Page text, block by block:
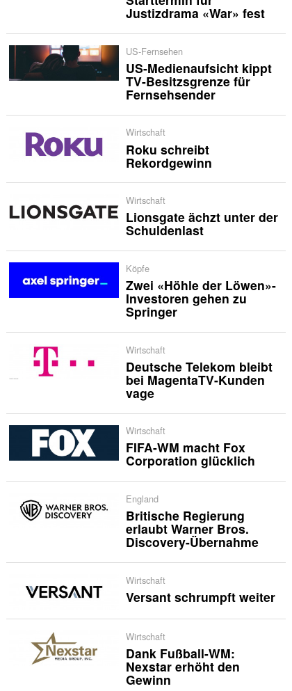
Justizdrama «War» fest
US-Fernsehen
US-Medienaufsicht kippt
TV-Besitzsgrenze für
Fernsehsender
Wirtschaft
Roku schreibt
Rekordgewinn
Wirtschaft
Lionsgate ächzt unter der
Schuldenlast
Köpfe
Zwei «Höhle der Löwen»-
Investoren gehen zu
Springer
Wirtschaft
Deutsche Telekom bleibt
bei MagentaTV-Kunden
vage
Wirtschaft
FIFA-WM macht Fox
Corporation glücklich
England
Britische Regierung
erlaubt Warner Bros.
Discovery-Übernahme
Wirtschaft
Versant schrumpft weiter
Wirtschaft
Dank Fußball-WM:
Nexstar erhöht den
Gewinn